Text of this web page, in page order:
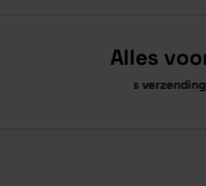
Alles
Boven 2.000 gratis verzending